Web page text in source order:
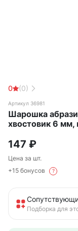
0 (0)
Артикул 36981
Шарошка
хвостовик 6 мм,
147 ₽
Цена за шт.
+15 бонусов
?
Подборка для